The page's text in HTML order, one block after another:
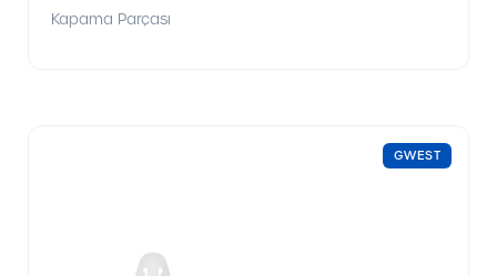
Kapama Parçası
GWEST